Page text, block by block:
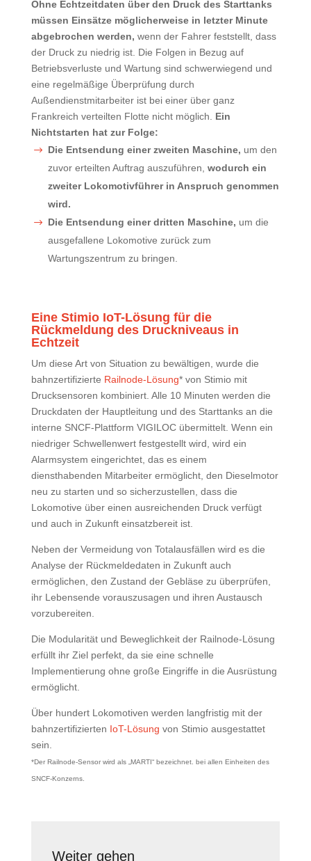
Ohne Echtzeitdaten über den Druck des Starttanks
müssen Einsätze möglicherweise in letzter Minute
abgebrochen werden, wenn der Fahrer feststellt, dass
der Druck zu niedrig ist. Die Folgen in Bezug auf
Betriebsverluste und Wartung sind schwerwiegend und
eine regelmäßige Überprüfung durch
Außendienstmitarbeiter ist bei einer über ganz
Frankreich verteilten Flotte nicht möglich. Ein
Nichtstarten hat zur Folge:
Die Entsendung einer zweiten Maschine, um den
zuvor erteilten Auftrag auszuführen, wodurch ein
zweiter Lokomotivführer in Anspruch genommen
wird.
Die Entsendung einer dritten Maschine, um die
ausgefallene Lokomotive zurück zum
Wartungszentrum zu bringen.
Eine Stimio IoT-Lösung für die
Rückmeldung des Druckniveaus in
Echtzeit
Um diese Art von Situation zu bewältigen, wurde die
bahnzertifizierte Railnode-Lösung* von Stimio mit
Drucksensoren kombiniert. Alle 10 Minuten werden die
Druckdaten der Hauptleitung und des Starttanks an die
interne SNCF-Plattform VIGILOC übermittelt. Wenn ein
niedriger Schwellenwert festgestellt wird, wird ein
Alarmsystem eingerichtet, das es einem
diensthabenden Mitarbeiter ermöglicht, den Dieselmotor
neu zu starten und so sicherzustellen, dass die
Lokomotive über einen ausreichenden Druck verfügt
und auch in Zukunft einsatzbereit ist.
Neben der Vermeidung von Totalausfällen wird es die
Analyse der Rückmeldedaten in Zukunft auch
ermöglichen, den Zustand der Gebläse zu überprüfen,
ihr Lebensende vorauszusagen und ihren Austausch
vorzubereiten.
Die Modularität und Beweglichkeit der Railnode-Lösung
erfüllt ihr Ziel perfekt, da sie eine schnelle
Implementierung ohne große Eingriffe in die Ausrüstung
ermöglicht.
Über hundert Lokomotiven werden langfristig mit der
bahnzertifizierten IoT-Lösung von Stimio ausgestattet
sein.
*Der Railnode-Sensor wird als „MARTI“ bezeichnet. bei allen Einheiten des
SNCF-Konzerns.
Weiter gehen